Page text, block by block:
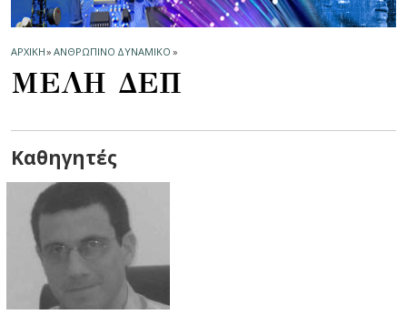
ΑΡΧΙΚΗ» ΑΝΘΡΩΠΙΝΟ ΔΥΝΑΜΙΚΟ »
ΜΕΛΗ ΔΕΠ
Καθηγητές